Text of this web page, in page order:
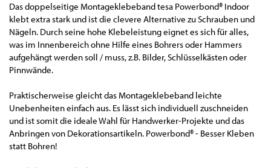
Das doppelseitige Montageklebeband tesa Powerbond® Indoor
klebt extra stark und ist die clevere Alternative zu Schrauben und
Nägeln. Durch seine hohe Klebeleistung eignet es sich für alles,
was im Innenbereich ohne Hilfe eines Bohrers oder Hammers
aufgehängt werden soll / muss, z.B. Bilder, Schlüsselkästen oder
Pinnwände.
Praktischerweise gleicht das Montageklebeband leichte
Unebenheiten einfach aus. Es lässt sich individuell zuschneiden
und ist somit die ideale Wahl für Handwerker-Projekte und das
Anbringen von Dekorationsartikeln. Powerbond® - Besser Kleben
statt Bohren!